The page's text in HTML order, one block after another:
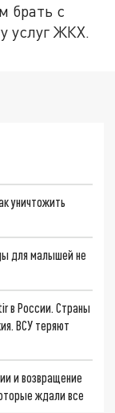
брать с
услуг ЖКХ.
уничтожить
для малышей не
в России. Страны
ВСУ теряют
и возвращение
ждали все